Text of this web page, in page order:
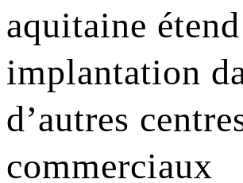
aquitaine
implantation
d’autres
commerciaux